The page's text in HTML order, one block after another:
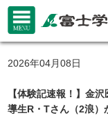
2026年04月08日
【体験記速報！】金
導生R・Tさん（2浪）